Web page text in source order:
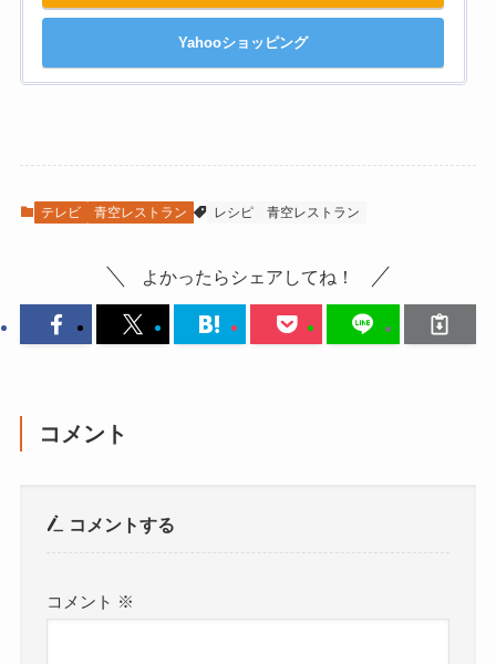
Yahooショッピング
テレビ 青空レストラン レシピ 青空レストラン
よかったらシェアしてね！
コメント
コメントする
コメント ※